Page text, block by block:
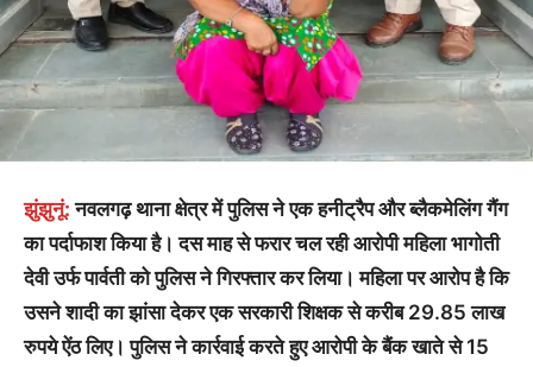
झुंझुनूं:नवलगढ़ थाना क्षेत्र में पुलिस ने एक हनीट्रैप और ब्लैकमेलिंग गैंग
का पर्दाफाश किया है। दस माह से फरार चल रही आरोपी महिला भागोती
देवी उर्फ पार्वती को पुलिस ने गिरफ्तार कर लिया। महिला पर आरोप है कि
उसने शादी का झांसा देकर एक सरकारी शिक्षक से करीब 29.85 लाख
रुपये ऐंठ लिए। पुलिस ने कार्रवाई करते हुए आरोपी के बैंक खाते से 15